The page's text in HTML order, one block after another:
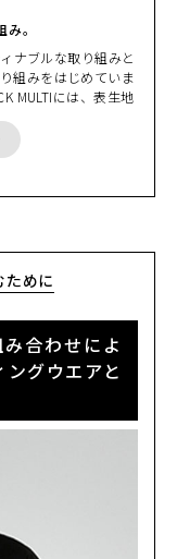
に飛ばされたり、い
ん。でも、EVOKE
すい。携帯すること
。
ナブルな取り組みと
組みをはじめていま
MULTIには、表生地
ら単一のポリマー素
きます。そして何よ
られた資源を有効に
ために
合わせによ
ングウエアと
カートに入れる
ートに入れる
カートに入れる